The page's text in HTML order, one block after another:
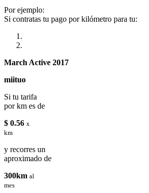
Por ejemplo:
Si contratas tu pago por kilómetro para tu:
March Active 2017
miituo
Si tu tarifa
por km es de
$ 0.56 x
km
y recorres un
aproximado de
300km al
mes